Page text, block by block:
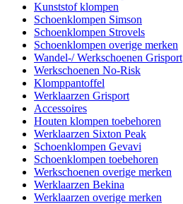
Kunststof klompen
Schoenklompen Simson
Schoenklompen Strovels
Schoenklompen overige merken
Wandel-/ Werkschoenen Grisport
Werkschoenen No-Risk
Klomppantoffel
Werklaarzen Grisport
Accessoires
Houten klompen toebehoren
Werklaarzen Sixton Peak
Schoenklompen Gevavi
Schoenklompen toebehoren
Werkschoenen overige merken
Werklaarzen Bekina
Werklaarzen overige merken